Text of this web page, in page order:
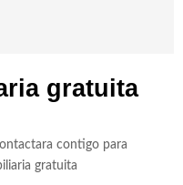
gratuita
contigo para
gratuita